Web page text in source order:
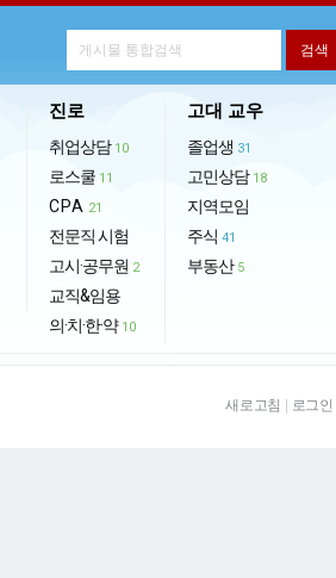
진로
취업상담 10
로스쿨 11
CPA 21
전문직 시험
고시·공무원 2
교직&임용
의·치·한·약 10
고대 교우
졸업생 31
고민상담 18
지역모임
주식 41
부동산 5
새로고침 로그인